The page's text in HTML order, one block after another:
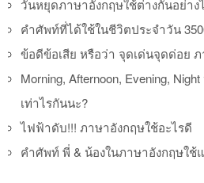
วันหยุดภาษาอังกฤษใช้ต่างกันอย่าง
คำศัพท์ที่ได้ใช้ในชีวิตประจำวัน
ข้อดีข้อเสีย หรือว่า จุดเด่นจุดด่อย
Morning, Afternoon, Evening,
เท่าไรกันนะ?
ไฟฟ้าดับ!!! ภาษาอังกฤษใช้อะไรดี
คำศัพท์ พี่ & น้องในภาษาอังกฤษใช้